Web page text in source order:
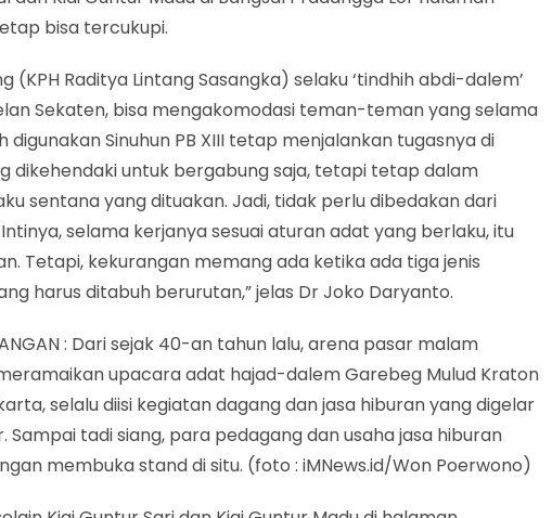
bisa tercukupi.
(KPH Raditya Lintang Sasangka) selaku ‘tindhih abdi-dalem’
Sekaten, bisa mengakomodasi teman-teman yang selama
digunakan Sinuhun PB XIII tetap menjalankan tugasnya di
dikehendaki untuk bergabung saja, tetapi tetap dalam
sentana yang dituakan. Jadi, tidak perlu dibedakan dari
selama kerjanya sesuai aturan adat yang berlaku, itu
Tetapi, kekurangan memang ada ketika ada tiga jenis
harus ditabuh berurutan,” jelas Dr Joko Daryanto.
: Dari sejak 40-an tahun lalu, arena pasar malam
upacara adat hajad-dalem Garebeg Mulud Kraton
selalu diisi kegiatan dagang dan jasa hiburan yang digelar
Sampai tadi siang, para pedagang dan usaha jasa hiburan
membuka stand di situ. (foto : iMNews.id/Won Poerwono)